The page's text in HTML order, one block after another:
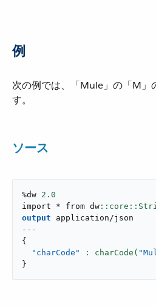
例
次の例では、「Mule」の「M」
す。
ソース
%dw 2.0
import * from dw
output
application/json
---
{
"charCode"
: charCode(
}